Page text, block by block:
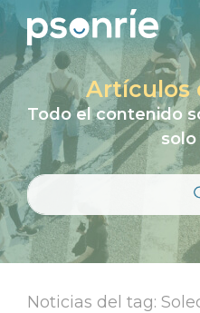
Artículos
Todo el contenido
Noticias del tag: